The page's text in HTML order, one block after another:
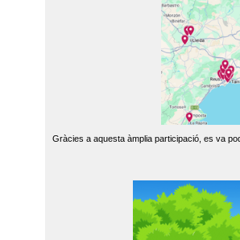
Gràcies a aquesta àmplia participació, es va